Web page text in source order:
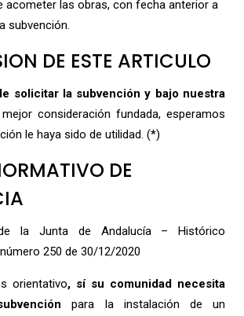
acometer las obras, con fecha anterior a
subvención.
DE ESTE ARTICULO
solicitar la subvención y bajo nuestra
consideración fundada, esperamos
le haya sido de utilidad. (*)
DE
la Junta de Andalucía – Histórico
250 de 30/12/2020
orientativo, sí su comunidad necesita
para la instalación de un